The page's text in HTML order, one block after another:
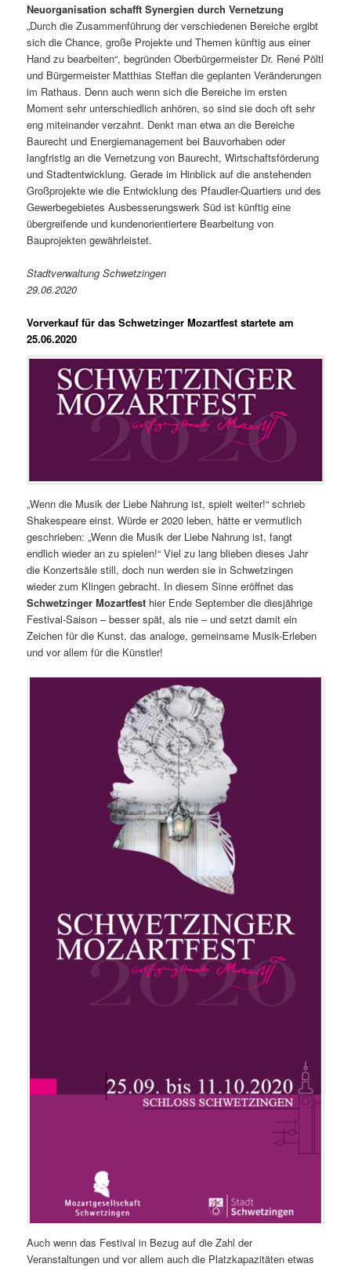
Neuorganisation schafft Synergien durch Vernetzung
„Durch die Zusammenführung der verschiedenen Bereiche ergibt
sich die Chance, große Projekte und Themen künftig aus einer
Hand zu bearbeiten“, begründen Oberbürgermeister Dr. René Pöltl
und Bürgermeister Matthias Steffan die geplanten Veränderungen
im Rathaus. Denn auch wenn sich die Bereiche im ersten
Moment sehr unterschiedlich anhören, so sind sie doch oft sehr
eng miteinander verzahnt. Denkt man etwa an die Bereiche
Baurecht und Energiemanagement bei Bauvorhaben oder
langfristig an die Vernetzung von Baurecht, Wirtschaftsförderung
und Stadtentwicklung. Gerade im Hinblick auf die anstehenden
Großprojekte wie die Entwicklung des Pfaudler-Quartiers und des
Gewerbegebietes Ausbesserungswerk Süd ist künftig eine
übergreifende und kundenorientiertere Bearbeitung von
Bauprojekten gewährleistet.
Stadtverwaltung Schwetzingen
29.06.2020
Vorverkauf für das Schwetzinger Mozartfest startete am
25.06.2020
„Wenn die Musik der Liebe Nahrung ist, spielt weiter!“ schrieb
Shakespeare einst. Würde er 2020 leben, hätte er vermutlich
geschrieben: „Wenn die Musik der Liebe Nahrung ist, fangt
endlich wieder an zu spielen!“ Viel zu lang blieben dieses Jahr
die Konzertsäle still, doch nun werden sie in Schwetzingen
wieder zum Klingen gebracht. In diesem Sinne eröffnet das
Schwetzinger Mozartfest hier Ende September die diesjährige
Festival-Saison – besser spät, als nie – und setzt damit ein
Zeichen für die Kunst, das analoge, gemeinsame Musik-Erleben
und vor allem für die Künstler!
Auch wenn das Festival in Bezug auf die Zahl der
Veranstaltungen und vor allem auch die Platzkapazitäten etwas